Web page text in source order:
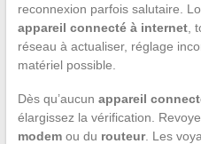
reconnexion parfois salutaire.
appareil connecté à internet,
réseau à actualiser, réglage
matériel possible.
Dès qu’aucun appareil
élargissez la vérification.
modemou du routeur. Les